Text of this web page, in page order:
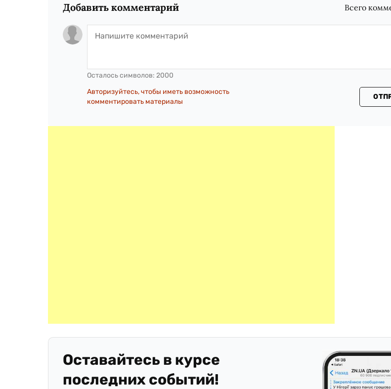
Добавить комментарий Всего
Осталось символов: 2000
Авторизуйтесь, чтобы иметь возможность
комментировать материалы
Оставайтесь в курсе
последних событий!